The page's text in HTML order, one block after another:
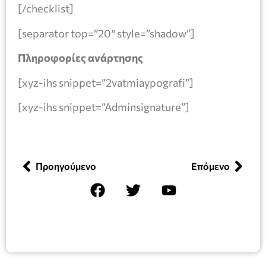
[/checklist]
[separator top=”20″ style=”shadow”]
Πληροφορίες ανάρτησης
[xyz-ihs snippet=”2vatmiaypografi”]
[xyz-ihs snippet=”Adminsignature”]
Προηγούμενο Επόμενο